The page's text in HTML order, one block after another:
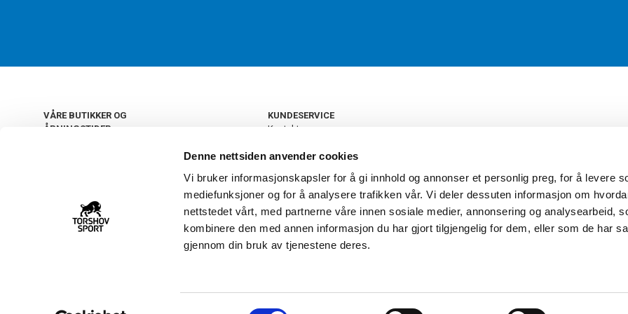
Denne nettsiden anvender cookies
Vi bruker informasjonskapsler for å gi innhold og annonser et personlig preg, for å levere
mediefunksjoner og for å analysere trafikken vår. Vi deler dessuten informasjon om
nettstedet vårt, med partnerne våre innen sosiale medier, annonsering og analysearbeid,
kombinere den med annen informasjon du har gjort tilgjengelig for dem, eller som de har
gjennom din bruk av tjenestene deres.
VÅRE BUTIKKER OG
ÅPNINGSTIDER
22 09 20 20
KUNDESERVICE
Kontakt oss
Retur og bytte
Personvern
Frakt og levering
Ledige stillinger
FAQ - Ofte stilte spørsmål
Åpenhetsloven
Torshov Sport har over 90 års
klubbhandel. Torshov Sport har
Drammen, Sandvika Storsenter